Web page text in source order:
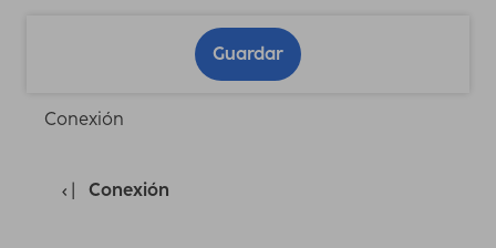
Guardar
Conexión
Conexión